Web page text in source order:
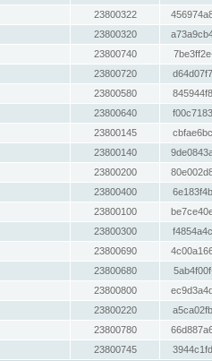
23800322
23800320
23800740
23800720
23800580
23800640
23800145
23800140
23800200
23800400
23800100
23800300
23800690
23800680
23800800
23800220
23800780
23800745